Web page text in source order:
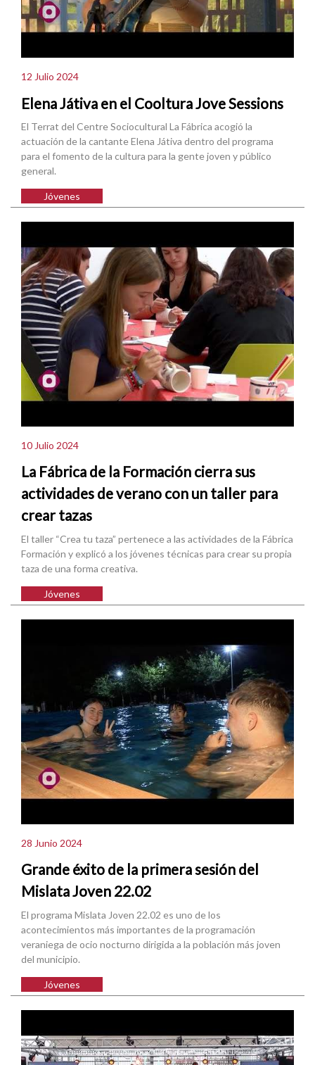
12 Julio 2024
Elena Játiva en el Cooltura Jove Sessions
El Terrat del Centre Sociocultural La Fábrica acogió la
actuación de la cantante Elena Játiva dentro del programa
para el fomento de la cultura para la gente joven y público
general.
Jóvenes
10 Julio 2024
La Fábrica de la Formación cierra sus
actividades de verano con un taller para
crear tazas
El taller “Crea tu taza” pertenece a las actividades de la Fábrica
Formación y explicó a los jóvenes técnicas para crear su propia
taza de una forma creativa.
Jóvenes
28 Junio 2024
Grande éxito de la primera sesión del
Mislata Joven 22.02
El programa Mislata Joven 22.02 es uno de los
acontecimientos más importantes de la programación
veraniega de ocio nocturno dirigida a la población más joven
del municipio.
Jóvenes